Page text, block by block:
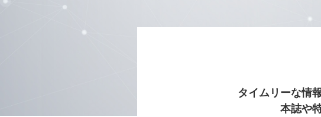
タイムリーな情
本誌や